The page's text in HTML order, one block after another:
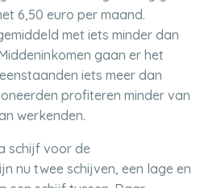
6,50 euro per maand.
met iets minder dan
gaan er het
iets meer dan
profiteren minder van
werkenden.
schijf voor de
nu twee schijven, een lage en